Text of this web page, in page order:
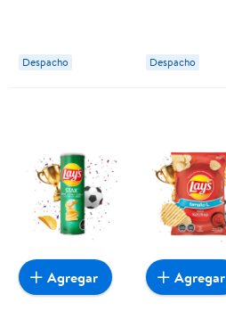
Despacho
Tika
Despacho
Agregar Agregar